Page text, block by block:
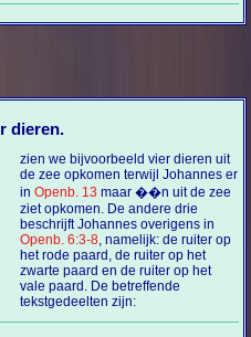
dieren.
zien we bijvoorbeeld vier dieren uit
de zee opkomen terwijl Johannes er
in Openb. 13 maar ��n uit de zee
ziet opkomen. De andere drie
beschrijft Johannes overigens in
Openb. 6:3-8, namelijk: de ruiter op
het rode paard, de ruiter op het
zwarte paard en de ruiter op het
vale paard. De betreffende
tekstgedeelten zijn: